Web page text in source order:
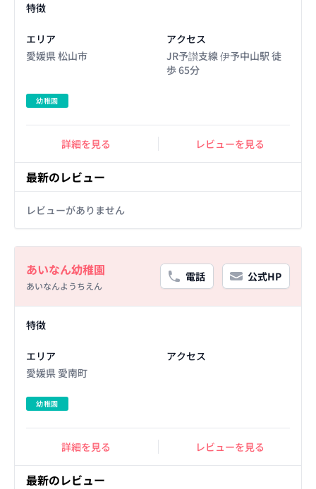
特徴
エリア
愛媛県 松山市
アクセス
JR予讃支線 伊予中山駅 徒
歩 65分
幼稚園
詳細を見る レビューを見る
最新のレビュー
レビューがありません
あいなん幼稚園
あいなんようちえん
電話 公式HP
特徴
エリア
愛媛県 愛南町
アクセス
幼稚園
詳細を見る レビューを見る
最新のレビュー